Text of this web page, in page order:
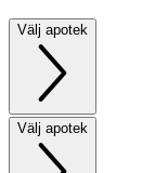
Välj apotek
Välj apotek